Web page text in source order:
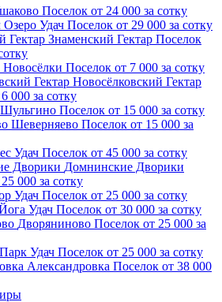
Поселок от 24 000 за сотку
Озеро Удач Поселок от 29 000 за сотку
Гектар Знаменский Гектар Поселок
Новосёлки Поселок от 7 000 за сотку
Гектар Новосёлковский Гектар
000 за сотку
Шульгино Поселок от 15 000 за сотку
Шеверняево Поселок от 15 000 за
Удач Поселок от 45 000 за сотку
Дворики Домнинские Дворики
000 за сотку
Удач Поселок от 25 000 за сотку
Удач Поселок от 30 000 за сотку
Дворяниново Поселок от 25 000 за
Парк Удач Поселок от 25 000 за сотку
Александровка Поселок от 38 000